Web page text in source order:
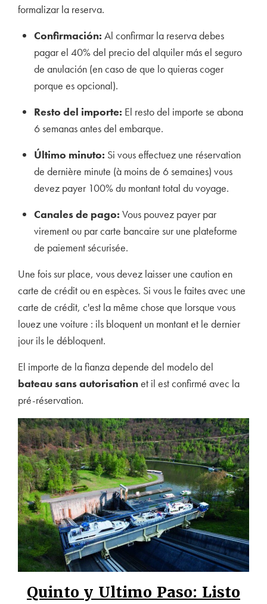
formalizar la reserva.
Confirmación: Al confirmar la reserva debes
pagar el 40% del precio del alquiler más el seguro
de anulación (en caso de que lo quieras coger
porque es opcional).
Resto del importe: El resto del importe se abona
6 semanas antes del embarque.
Último minuto: Si vous effectuez une réservation
de dernière minute (à moins de 6 semaines) vous
devez payer 100% du montant total du voyage.
Canales de pago: Vous pouvez payer par
virement ou par carte bancaire sur une plateforme
de paiement sécurisée.
Une fois sur place, vous devez laisser une caution en
carte de crédit ou en espèces. Si vous le faites avec une
carte de crédit, c'est la même chose que lorsque vous
louez une voiture : ils bloquent un montant et le dernier
jour ils le débloquent.
El importe de la fianza depende del modelo del
bateau sans autorisationet il est confirmé avec la
pré-réservation.
Quinto y Ultimo Paso: Listo